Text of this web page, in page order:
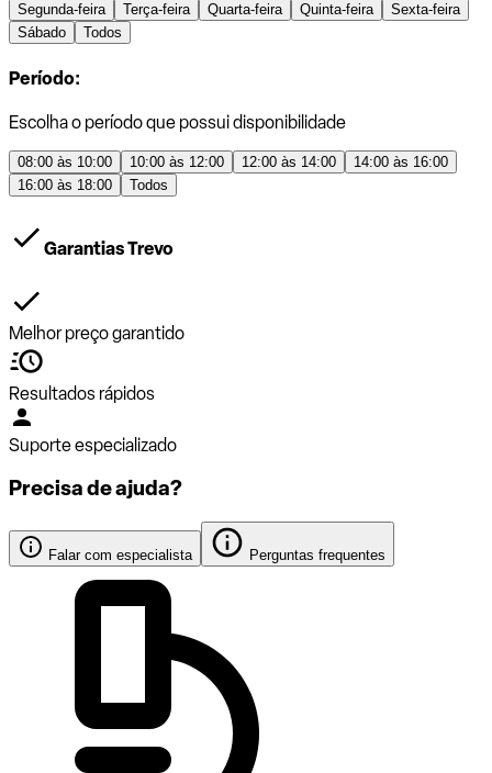
Segunda-feira Terça-feira Quarta-feira Quinta-feira
Sexta-feira
Sábado
Todos
Período:
Escolha o período que possui disponibilidade
08:00 às 10:00 10:00 às 12:00 12:00 às 14:00
14:00 às 16:00
16:00 às 18:00
Todos
Garantias Trevo
Melhor preço garantido
Resultados rápidos
Suporte especializado
Precisa de ajuda?
Falar com especialista Perguntas frequentes